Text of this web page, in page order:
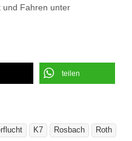
und Fahren unter
teilen
K7 Rosbach
Roth